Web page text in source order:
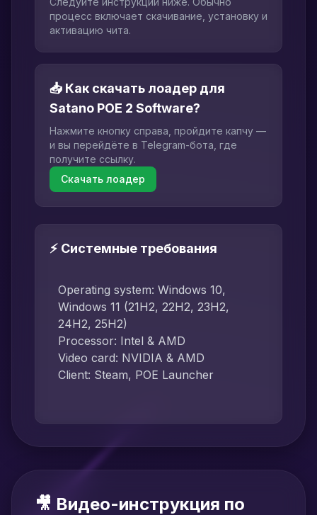
процесс включает скачивание, установку и
активацию чита.
📥 Как скачать лоадер для
Satano POE 2 Software?
Нажмите кнопку справа, пройдите капчу —
и вы перейдёте в Telegram-бота, где
получите ссылку.
Скачать лоадер
⚡ Системные требования
Operating system: Windows 10,
Windows 11 (21H2, 22H2, 23H2,
24H2, 25H2)
Processor: Intel & AMD
Video card: NVIDIA & AMD
Client: Steam, POE Launcher
🎥 Видео-инструкция по